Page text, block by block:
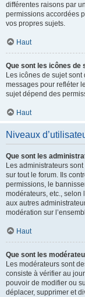
différentes raisons par
permissions accordées
vos propres sujets.
Haut
Que sont les icônes de
Les icônes de sujet
messages pour refléter
sujet dépend des
Haut
Niveaux
Que sont les
Les administrateurs
sur tout le forum. Ils
permissions, le
modérateurs, etc., selon
aux autres
modération sur
Haut
Que sont les
Les modérateurs sont
consiste à vérifier au
pouvoir de modifier ou
déplacer, supprimer et